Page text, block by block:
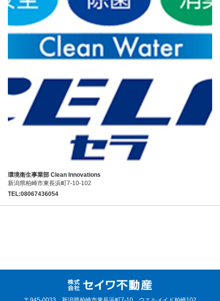
環境衛生事業部 Clean Innovations
新潟県柏崎市東長浜町7-10-102
TEL:08067436054